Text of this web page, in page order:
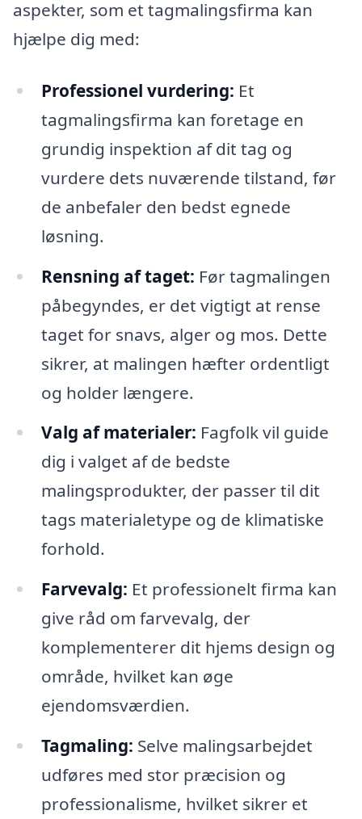
aspekter, som et tagmalingsfirma kan
hjælpe dig med:
Professionel vurdering: Et
tagmalingsfirma kan foretage en
grundig inspektion af dit tag og
vurdere dets nuværende tilstand, før
de anbefaler den bedst egnede
løsning.
Rensning af taget: Før tagmalingen
påbegyndes, er det vigtigt at rense
taget for snavs, alger og mos. Dette
sikrer, at malingen hæfter ordentligt
og holder længere.
Valg af materialer: Fagfolk vil guide
dig i valget af de bedste
malingsprodukter, der passer til dit
tags materialetype og de klimatiske
forhold.
Farvevalg: Et professionelt firma kan
give råd om farvevalg, der
komplementerer dit hjems design og
område, hvilket kan øge
ejendomsværdien.
Tagmaling: Selve malingsarbejdet
udføres med stor præcision og
professionalisme, hvilket sikrer et